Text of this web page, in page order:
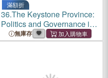
滿額折
36.The Keystone Province:
Politics and Governance in
Manitoba
無庫存